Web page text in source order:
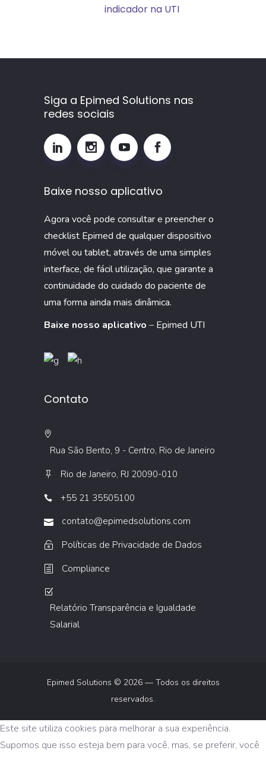
é,
e
que
monitorar
indicador
UTI
indicador na UTI
Siga a Epimed Solutions nas
redes sociais
Baixe nosso aplicativo
Agora você pode consultar e preencher o
checklist Epimed de qualquer dispositivo
móvel ou tablet, através de uma simples
interface, de fácil utilização, que garante a
continuidade do cuidado do paciente de
uma forma ainda mais dinâmica.
Baixe nosso aplicativo – Epimed UTI
Contato
Rua São Bento, 9 - Centro, Rio de Janeiro
Rio de Janeiro, RJ 20090-010
+55 21 35505100
contato@epimedsolutions.com
Políticas de Privacidade de Dados
Compliance
Relatório Transparência e Igualdade
Salarial
Epimed Solutions © 2026 — Todos os direitos
reservados.
Este site utiliza cookies para melhorar a sua experiência.
Supomos que isso esteja bem para você, mas, se preferir, você